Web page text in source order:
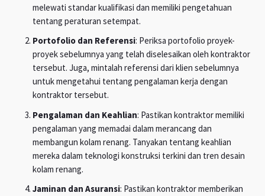
melewati standar kualifikasi dan memiliki pengetahuan
tentang peraturan setempat.
Portofolio dan Referensi: Periksa portofolio proyek-
proyek sebelumnya yang telah diselesaikan oleh kontraktor
tersebut. Juga, mintalah referensi dari klien sebelumnya
untuk mengetahui tentang pengalaman kerja dengan
kontraktor tersebut.
Pengalaman dan Keahlian: Pastikan kontraktor memiliki
pengalaman yang memadai dalam merancang dan
membangun kolam renang. Tanyakan tentang keahlian
mereka dalam teknologi konstruksi terkini dan tren desain
kolam renang.
Jaminan dan Asuransi: Pastikan kontraktor memberikan